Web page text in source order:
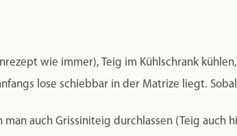
wie immer), Teig im Kühlschrank
lose schiebbar in der Matrize liegt.
auch Grissiniteig durchlassen (Teig